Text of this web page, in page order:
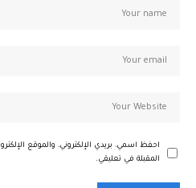
احفظ اسمي، بريدي الإلكتروني، والموقع
المقبلة في تعليقي.